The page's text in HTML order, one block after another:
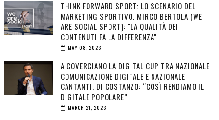
THINK FORWARD SPORT: LO SCENARIO DEL
MARKETING SPORTIVO. MIRCO BERTOLA (WE
ARE SOCIAL SPORT): "LA QUALITÀ DEI
CONTENUTI FA LA DIFFERENZA"
MAY 08, 2023
A COVERCIANO LA DIGITAL CUP TRA NAZIONALE
COMUNICAZIONE DIGITALE E NAZIONALE
CANTANTI. DI COSTANZO: “COSÌ RENDIAMO IL
DIGITALE POPOLARE”
MARCH 21, 2023